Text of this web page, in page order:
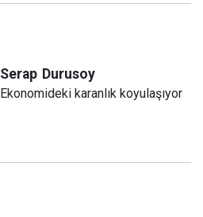
Serap Durusoy
Ekonomideki karanlık koyulaşıyor